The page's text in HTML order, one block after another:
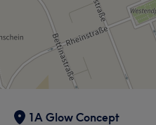
1A Glow Concept